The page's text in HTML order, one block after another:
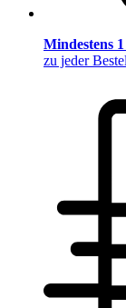
Mindestens
zu jeder